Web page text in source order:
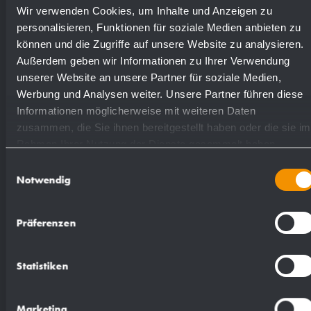
Wir verwenden Cookies, um Inhalte und Anzeigen zu
personalisieren, Funktionen für soziale Medien anbieten zu
können und die Zugriffe auf unsere Website zu analysieren.
Außerdem geben wir Informationen zu Ihrer Verwendung
unserer Website an unsere Partner für soziale Medien,
Werbung und Analysen weiter. Unsere Partner führen diese
Informationen möglicherweise mit weiteren Daten
zusammen, die Sie ihnen bereitgestellt haben oder die sie im
Notwendig
Präferenzen
Statistiken
(farbig) Pulver-beschichtet 728995
Textvorschlag für Ausschreibungen:
und Abfallbehälter aus Edelstahl